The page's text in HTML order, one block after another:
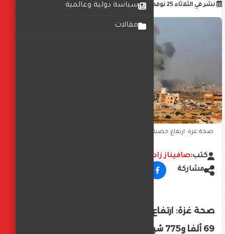
سياسة دولية وعالمية
مقالات
نشر في الثلاثاء 25 نوفمبر 2025 02:15:00 م
صحة غزة: ارتفاع حصيلة الإبادة الإسرائيلية إلى 69 ألفا و775 شهيدا
كتب:صافيناز زادة
مشاركة
صحة غزة: ارتفاع حصيلة الإبادة الإسرائيلية إلى
69 ألفا و775 شهيدا